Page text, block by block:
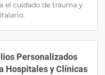
el cuidado de trauma y
Personalizados
Hospitales y Clínicas